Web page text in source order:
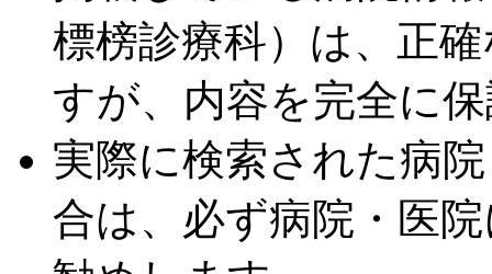
標榜診療科）は、正
すが、内容を完全に
実際に検索された病
合は、必ず病院・医